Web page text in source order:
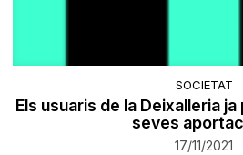
SOCIETAT
Els usuaris de la Deixalleria
seves
17/11/2021